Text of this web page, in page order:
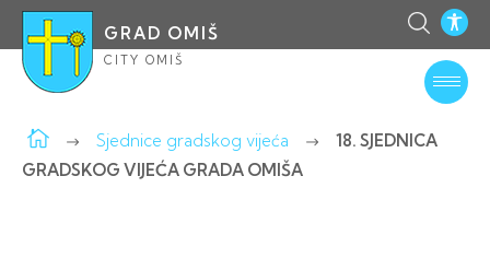
GRAD OMIŠ
CITY OMIŠ
Sjednice gradskog vijeća
18. SJEDNICA
GRADSKOG VIJEĆA GRADA OMIŠA